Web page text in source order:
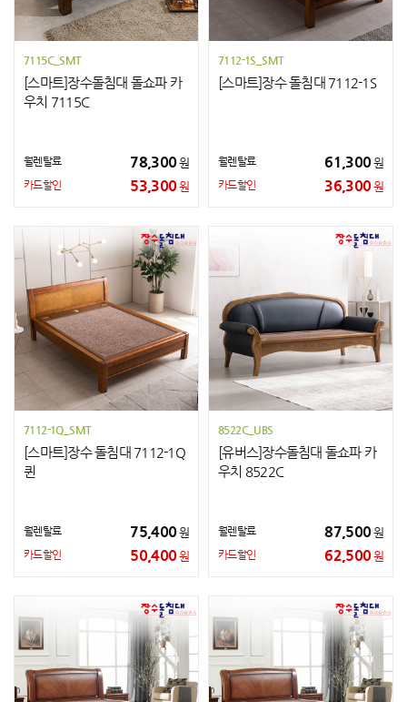
7115C_SMT
[스마트]장수돌침대 돌쇼파 카
우치 7115C
월렌탈료 78,300원
카드할인 53,300원
7112-1S_SMT
[스마트]장수 돌침대 7112-1S
월렌탈료 61,300원
카드할인 36,300원
7112-1Q_SMT
[스마트]장수 돌침대 7112-1Q
퀸
월렌탈료 75,400원
카드할인 50,400원
8522C_UBS
[유버스]장수돌침대 돌쇼파 카
우치 8522C
월렌탈료 87,500원
카드할인 62,500원